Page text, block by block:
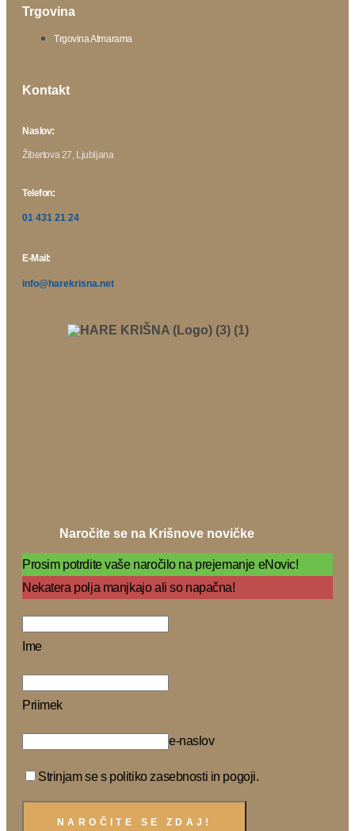
Trgovina
Trgovina Atmarama
Kontakt
Naslov:
Žibertova 27, Ljubljana
Telefon:
01 431 21 24
E-Mail:
info@harekrisna.net
Naročite se na Krišnove novičke
Prosim potrdite vaše naročilo na prejemanje eNovic!
Nekatera polja manjkajo ali so napačna!
Ime
Priimek
e-naslov
Strinjam se s politiko zasebnosti in pogoji.